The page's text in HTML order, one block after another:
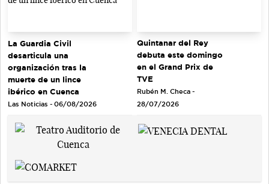
La Guardia Civil
desarticula una
organización tras la
muerte de un lince
ibérico en Cuenca
Las Noticias - 06/08/2026
Quintanar del Rey
debuta este domingo
en el Grand Prix de
TVE
Rubén M. Checa -
28/07/2026